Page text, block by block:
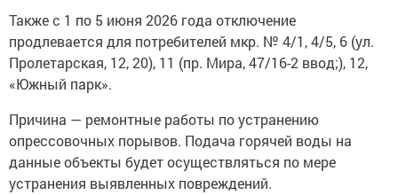
Также с 1 по 5 июня 2026 года отключение
продлевается для потребителей мкр. № 4/1, 4/5, 6 (ул.
Пролетарская, 12, 20), 11 (пр. Мира, 47/16-2 ввод;), 12,
«Южный парк».
Причина — ремонтные работы по устранению
опрессовочных порывов. Подача горячей воды на
данные объекты будет осуществляться по мере
устранения выявленных повреждений.